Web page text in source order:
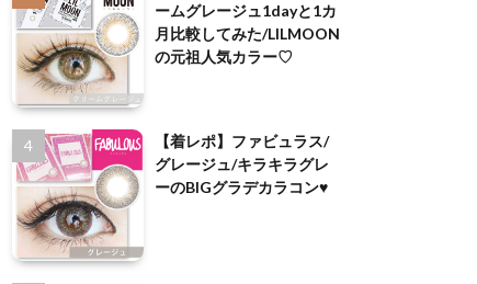
ームグレージュ1dayと1カ
月比較してみた/LILMOON
の元祖人気カラー♡
【着レポ】ファビュラス/
グレージュ/キラキラグレ
ーのBIGグラデカラコン♥